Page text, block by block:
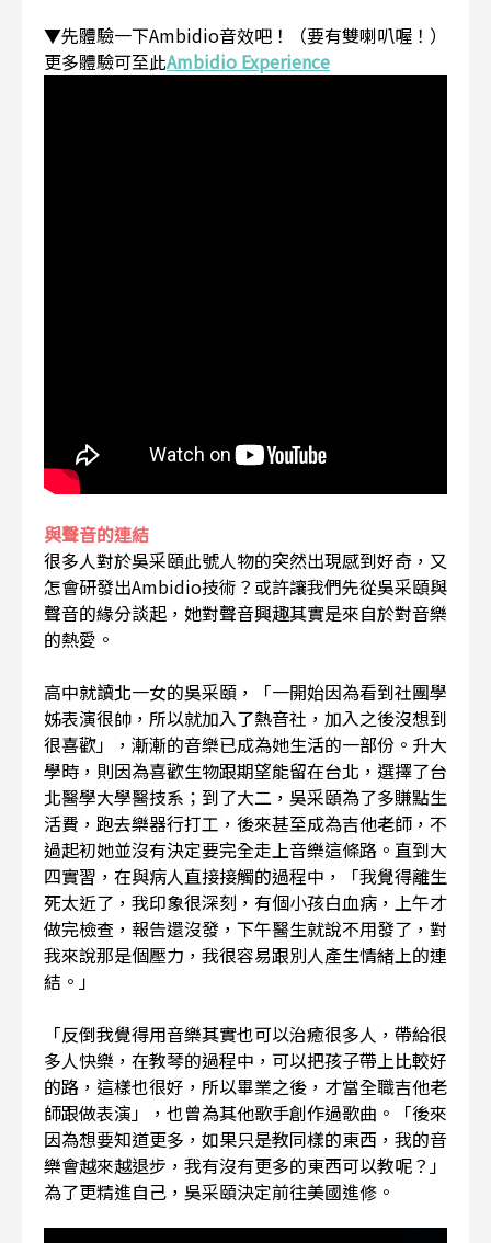
▼先體驗一下Ambidio音效吧！（要有雙喇叭喔！）
更多體驗可至此Ambidio Experience
與聲音的連結
很多人對於吳采頤此號人物的突然出現感到好奇，又
怎會研發出Ambidio技術？或許讓我們先從吳采頤與
聲音的緣分談起，她對聲音興趣其實是來自於對音樂
的熱愛。
高中就讀北一女的吳采頤，「一開始因為看到社團學
姊表演很帥，所以就加入了熱音社，加入之後沒想到
很喜歡」，漸漸的音樂已成為她生活的一部份。升大
學時，則因為喜歡生物跟期望能留在台北，選擇了台
北醫學大學醫技系；到了大二，吳采頤為了多賺點生
活費，跑去樂器行打工，後來甚至成為吉他老師，不
過起初她並沒有決定要完全走上音樂這條路。直到大
四實習，在與病人直接接觸的過程中，「我覺得離生
死太近了，我印象很深刻，有個小孩白血病，上午才
做完檢查，報告還沒發，下午醫生就說不用發了，對
我來說那是個壓力，我很容易跟別人產生情緒上的連
結。」
「反倒我覺得用音樂其實也可以治癒很多人，帶給很
多人快樂，在教琴的過程中，可以把孩子帶上比較好
的路，這樣也很好，所以畢業之後，才當全職吉他老
師跟做表演」，也曾為其他歌手創作過歌曲。「後來
因為想要知道更多，如果只是教同樣的東西，我的音
樂會越來越退步，我有沒有更多的東西可以教呢？」
為了更精進自己，吳采頤決定前往美國進修。